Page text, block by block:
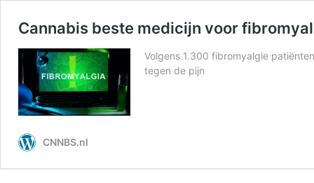
Cannabis beste medicijn voor
Volgens 1.300 fibromyalgie
tegen de pijn
CNNBS.nl